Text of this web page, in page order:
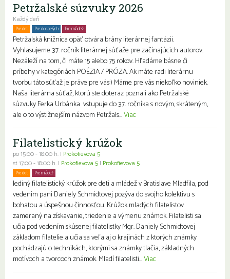
Petržalské súzvuky 2026
Každý deň
Pre deti Pre dospelých Pre mládež
Petržalská knižnica opäť otvára brány literárnej fantázii.
Vyhlasujeme 37. ročník literárnej súťaže pre začínajúcich autorov.
Nezáleží na tom, či máte 15 alebo 75 rokov. Hľadáme básne či
príbehy v kategóriách POÉZIA / PRÓZA. Ak máte radi literárnu
tvorbu táto súťaž je práve pre vás:) Máme pre vás niekoľko noviniek.
Naša literárna súťaž, ktorú ste doteraz poznali ako Petržalské
súzvuky Ferka Urbánka vstupuje do 37. ročníka s novým, skráteným,
ale o to výstižnejším názvom Petržals...Viac
Filatelistický krúžok
po 15:00 - 18:00 h. | Prokofievova 5
st 17:00 - 18:00 h. | Prokofievova 5 | Prokofievova 5
Pre deti Pre mládež
Jediný filatelistický krúžok pre deti a mládež v Bratislave Mladfila, pod
vedením pani Daniely Schmidtovej pozýva do svojho kolektívu s
bohatou a úspešnou činnosťou. Krúžok mladých filatelistov
zameraný na získavanie, triedenie a výmenu známok. Filatelisti sa
učia pod vedením skúsenej filatelistky Mgr. Daniely Schmidtovej
základom filatelie a učia sa veľa aj o krajinách z ktorých známky
pochádzajú o technikách, ktorými sa známky tlačia, základných
motívoch a tvorcoch známok. Mladí filatelisti...Viac